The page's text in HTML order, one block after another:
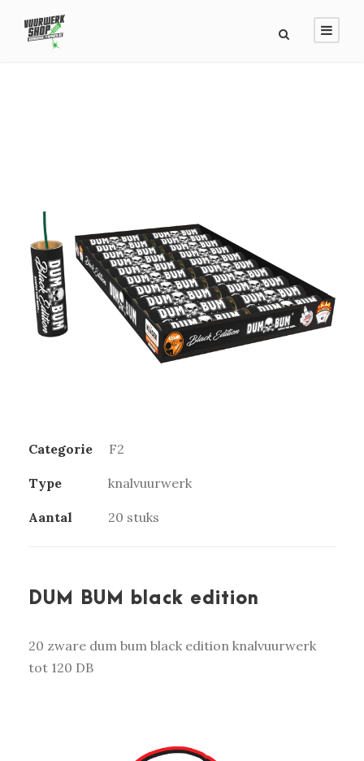
Categorie F2
Type knalvuurwerk
Aantal 20 stuks
DUM BUM black edition
20 zware dum bum black edition knalvuurwerk
tot 120 DB